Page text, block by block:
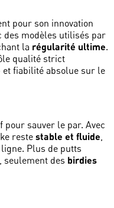
pour son innovation
des modèles utilisés par
la régularité ultime.
qualité strict
et fiabilité absolue sur le
pour sauver le par. Avec
reste stable et fluide,
Plus de putts
seulement des birdies